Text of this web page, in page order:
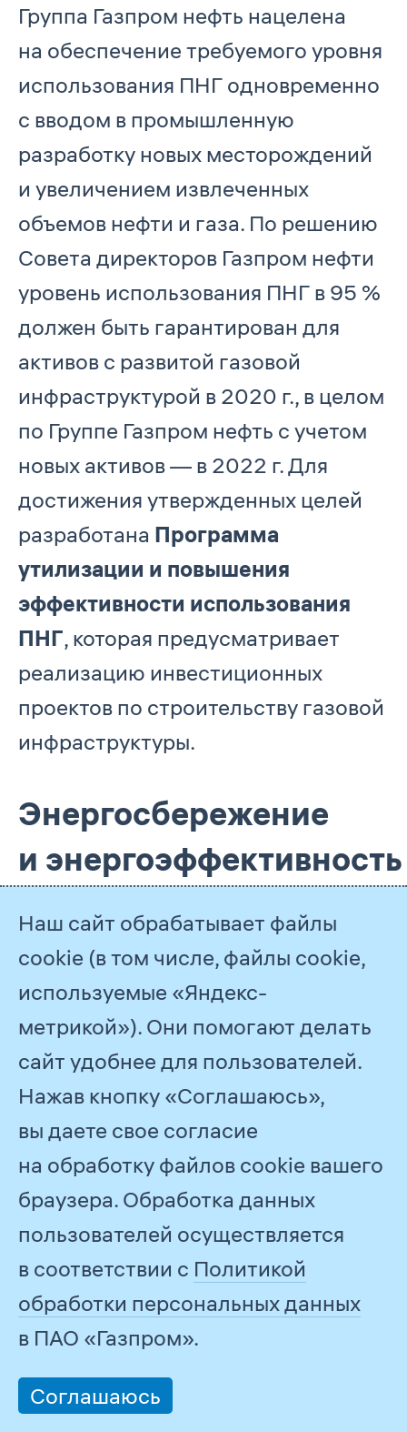
Группа Газпром нефть нацелена
на обеспечение требуемого уровня
использования ПНГ одновременно
с вводом в промышленную
разработку новых месторождений
и увеличением извлеченных
объемов нефти и газа. По решению
Совета директоров Газпром нефти
уровень использования ПНГ в 95 %
должен быть гарантирован для
активов с развитой газовой
инфраструктурой в 2020 г., в целом
по Группе Газпром нефть с учетом
новых активов — в 2022 г. Для
достижения утвержденных целей
разработана Программа
утилизации и повышения
эффективности использования
ПНГ, которая предусматривает
реализацию инвестиционных
проектов по строительству газовой
инфраструктуры.
Энергосбережение
и энергоэффективность
1 830,98млн ГДж
потребление ТЭР
в ДО ПАО «Газпром»
3,94млн т у. т.
экономия ТЭР в ПАО «Газпром»
в 2019 г.
7 391млн руб.
стоимость сэкономленных ТЭР
в Газпром энергохолдинге
обеспечение потребителей
Наш сайт обрабатывает файлы
cookie (в том числе, файлы cookie,
используемые «Яндекс-
метрикой»). Они помогают делать
сайт удобнее для пользователей.
Нажав кнопку «Соглашаюсь»,
вы даете свое согласие
на обработку файлов cookie вашего
браузера. Обработка данных
пользователей осуществляется
в соответствии с Политикой
обработки персональных данных
в ПАО «Газпром».
Соглашаюсь